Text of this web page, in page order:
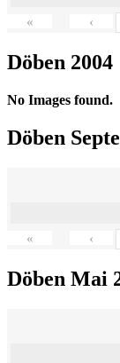
« ‹
Döben 2004
No Images found.
Döben
« ‹
Döben Mai